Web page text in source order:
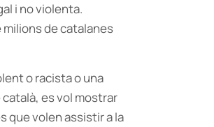
i no violenta.
de catalanes
o racista o una
es vol mostrar
que volen assistir a la